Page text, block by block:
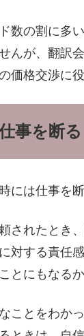
数の割に多
んが、翻訳
価格交渉に
事を断る
には仕事を
されたとき
対する責任
とにもなるか
ことをわか